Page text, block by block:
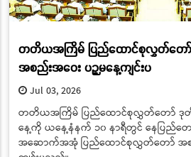
တတိယအကြိမ် ပြည်ထောင်စုလွှတ်တေ
အစည်းအဝေး ပဉ္စမနေ့ကျင်းပ
Jul 03, 2026
တတိယအကြိမ် ပြည်ထောင်စုလွှတ်တော် ဒုတိ
နေ့ကို ယနေ့နံနက် ၁၀ နာရီတွင် နေပြည်
အဆောက်အအုံ ပြည်ထောင်စုလွှတ်တော် အစ